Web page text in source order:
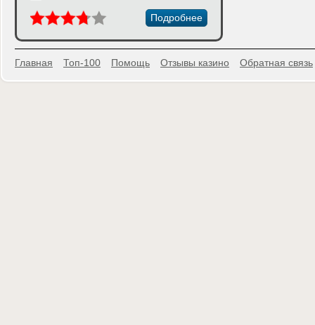
Подробнее
Главная Топ-100 Помощь Отзывы казино Обратная связь